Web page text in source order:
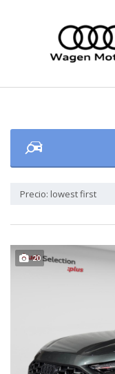
Precio: lowest first
20